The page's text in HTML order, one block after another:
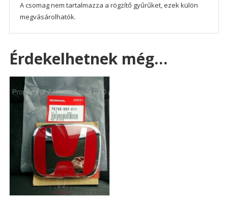
A csomag nem tartalmazza a rögzítő gyűrűket, ezek külön
megvásárolhatók.
Érdekelhetnek még…